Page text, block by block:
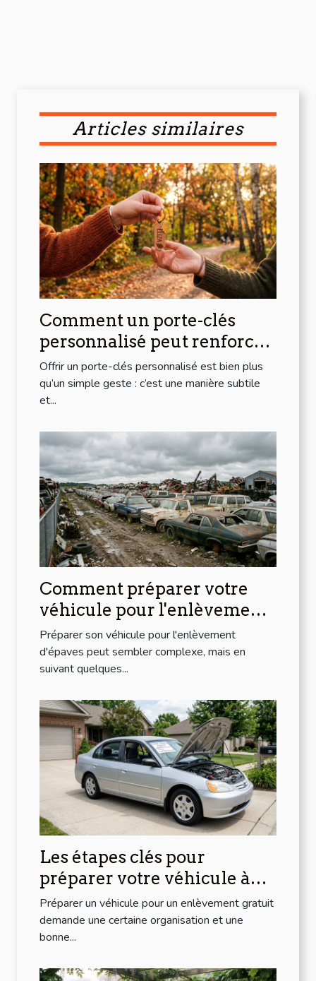
Articles similaires
Comment un porte-clés
personnalisé peut renforcer
les liens d'amitié ?
Offrir un porte-clés personnalisé est bien plus
qu’un simple geste : c’est une manière subtile
et...
Comment préparer votre
véhicule pour l'enlèvement
d'épaves ?
Préparer son véhicule pour l'enlèvement
d'épaves peut sembler complexe, mais en
suivant quelques...
Les étapes clés pour
préparer votre véhicule à
l'enlèvement gratuit
Préparer un véhicule pour un enlèvement gratuit
demande une certaine organisation et une
bonne...